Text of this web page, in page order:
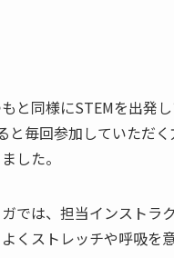
と同様にSTEMを出発
と毎回参加していただ
した。
では、担当インストラ
くストレッチや呼吸を